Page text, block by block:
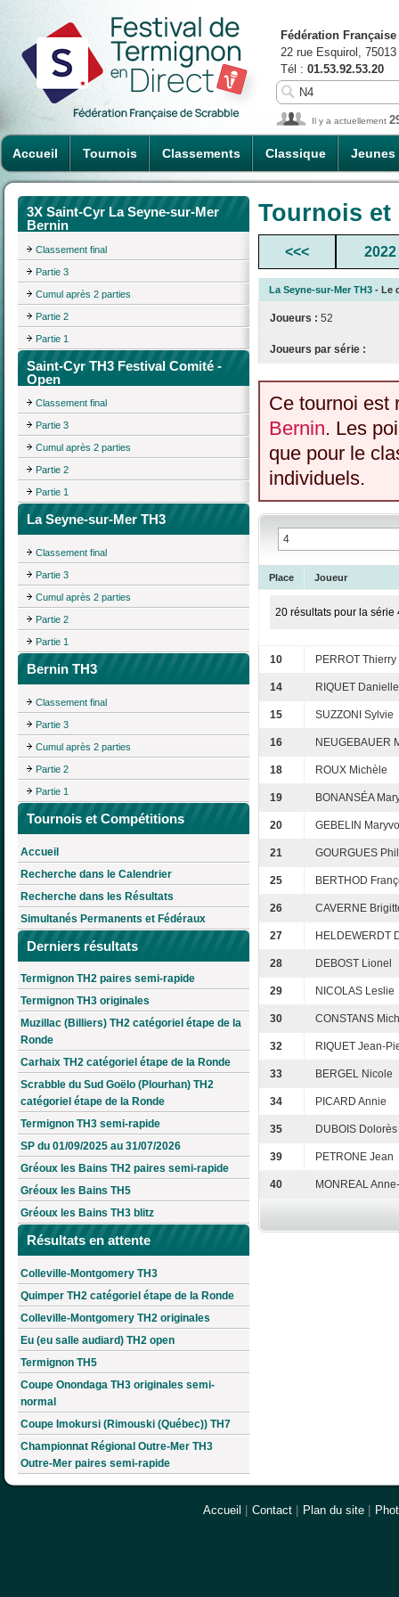
Accueil Tournois Classements Classique Jeunes
Fédération
22 rue Esquirol,
Tél : 01.53.92.53.20
Il y a actuellement
3X Saint-Cyr La Seyne-sur-Mer
Bernin
Classement final
Partie 3
Cumul après 2 parties
Partie 2
Partie 1
Saint-Cyr TH3 Festival Comité -
Open
Classement final
Partie 3
Cumul après 2 parties
Partie 2
Partie 1
La Seyne-sur-Mer TH3
Classement final
Partie 3
Cumul après 2 parties
Partie 2
Partie 1
Bernin TH3
Classement final
Partie 3
Cumul après 2 parties
Partie 2
Partie 1
Tournois et Compétitions
Accueil
Recherche dans le Calendrier
Recherche dans les Résultats
Simultanés Permanents et Fédéraux
Derniers résultats
Termignon TH2 paires semi-rapide
Termignon TH3 originales
Muzillac (Billiers) TH2 catégoriel étape de la
Ronde
Carhaix TH2 catégoriel étape de la Ronde
Scrabble du Sud Goëlo (Plourhan) TH2
catégoriel étape de la Ronde
Termignon TH3 semi-rapide
SP du 01/09/2025 au 31/07/2026
Gréoux les Bains TH2 paires semi-rapide
Gréoux les Bains TH5
Gréoux les Bains TH3 blitz
Résultats en attente
Colleville-Montgomery TH3
Quimper TH2 catégoriel étape de la Ronde
Colleville-Montgomery TH2 originales
Eu (eu salle audiard) TH2 open
Termignon TH5
Coupe Onondaga TH3 originales semi-
normal
Coupe Imokursi (Rimouski (Québec)) TH7
Championnat Régional Outre-Mer TH3
Outre-Mer paires semi-rapide
Tournois
<<< 2022
La Seyne-sur-Mer TH3 - Le
Joueurs : 52
Joueurs par série :
Ce tournoi est
Bernin. Les
que pour le
individuels.
Place Joueur
20 résultats pour la série
10 PERROT Thierry
14 RIQUET Danielle
15 SUZZONI Sylvie
16 NEUGEBAUER
18 ROUX Michèle
19 BONANSÉA
20 GEBELIN
21 GOURGUES
25 BERTHOD
26 CAVERNE
27 HELDEWERDT
28 DEBOST Lionel
29 NICOLAS Leslie
30 CONSTANS
32 RIQUET Jean-
33 BERGEL Nicole
34 PICARD Annie
35 DUBOIS Dolorès
39 PETRONE Jean
40 MONREAL
Accueil Contact Plan du site